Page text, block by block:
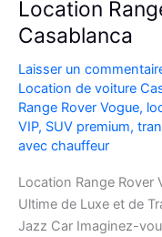
Location
Casablanca
Laisser un
Location de voiture
Range Rover Vogue,
VIP, SUV premium,
avec chauffeur
Location Range Rover
Ultime de Luxe et de
Jazz Car Imaginez-